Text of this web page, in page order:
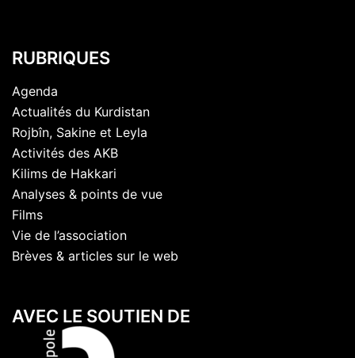
RUBRIQUES
Agenda
Actualités du Kurdistan
Rojbîn, Sakine et Leyla
Activités des AKB
Kilims de Hakkari
Analyses & points de vue
Films
Vie de l’association
Brèves & articles sur le web
AVEC LE SOUTIEN DE